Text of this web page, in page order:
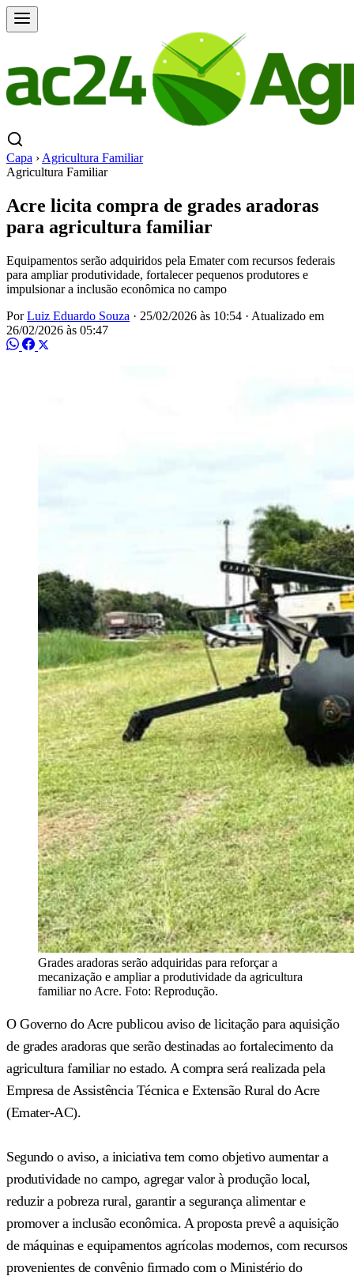
Capa › Agricultura Familiar
Agricultura Familiar
Acre licita compra de grades aradoras
para agricultura familiar
Equipamentos serão adquiridos pela Emater com recursos federais
para ampliar produtividade, fortalecer pequenos produtores e
impulsionar a inclusão econômica no campo
PorLuiz Eduardo Souza · 25/02/2026 às 10:54 · Atualizado em
26/02/2026 às 05:47
Grades aradoras serão adquiridas para reforçar a
mecanização e ampliar a produtividade da agricultura
familiar no Acre. Foto: Reprodução.
O Governo do Acre publicou aviso de licitação para aquisição
de grades aradoras que serão destinadas ao fortalecimento da
agricultura familiar no estado. A compra será realizada pela
Empresa de Assistência Técnica e Extensão Rural do Acre
(Emater-AC).
Segundo o aviso, a iniciativa tem como objetivo aumentar a
produtividade no campo, agregar valor à produção local,
reduzir a pobreza rural, garantir a segurança alimentar e
promover a inclusão econômica. A proposta prevê a aquisição
de máquinas e equipamentos agrícolas modernos, com recursos
provenientes de convênio firmado com o Ministério do